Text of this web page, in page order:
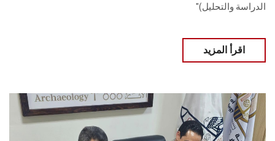
الدراسة والتحليل)"
اقرأ المزيد